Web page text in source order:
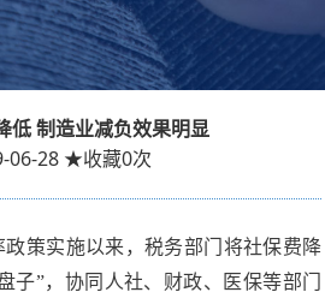
低 制造业减负效果明显
06-28 ★收藏0次
策实施以来，税务部门将社保费降
子”，协同人社、财政、医保等部门